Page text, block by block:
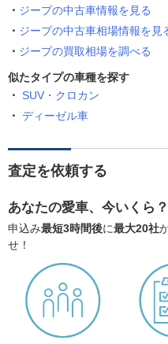
ジープの中古車情報を見る
ジープの中古車相場情報を見
ジープの買取相場を調べる
似たタイプの車種を探す
SUV・クロカン
ディーゼル車
査定を依頼する
あなたの愛車、今いくら？
申込み最短3時間後に最大20社
せ！